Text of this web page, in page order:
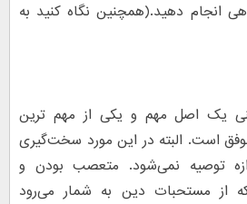
انجام دهید.(همچنین نگاه کنید به
یک اصل مهم و یکی از مهم ترین
است. البته در این مورد سخت‌گیری
توصیه نمی‌شود. متعصب بودن و
از مستحبات دین به شمار می‌رود